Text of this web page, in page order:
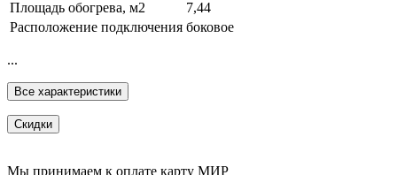
Площадь обогрева, м2
7,44
Расположение подключения боковое
...
Все характеристики
Скидки
Мы принимаем к оплате карту МИР